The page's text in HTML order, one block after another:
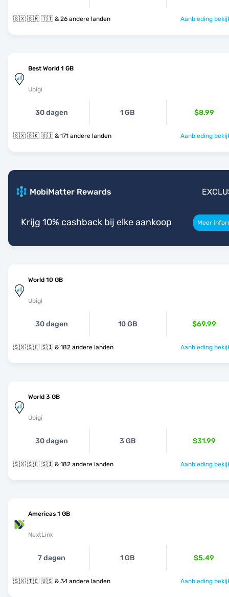
🇸🇽 🇸🇷 🇹🇹 & 26 andere landen Aanbieding
Best World 1 GB
Ubigi
30 dagen 1 GB $8.99
🇸🇽 🇸🇰 🇸🇮 & 171 andere landen Aanbieding
MobiMatter Rewards
Krijg 10% cashback bij elke aankoop Meer
World 10 GB
Ubigi
30 dagen 10 GB $69.99
🇸🇽 🇸🇰 🇸🇮 & 182 andere landen Aanbieding
World 3 GB
Ubigi
30 dagen 3 GB $31.99
🇸🇽 🇸🇰 🇸🇮 & 182 andere landen Aanbieding
Americas 1 GB
NextLink
7 dagen 1 GB $5.49
🇸🇽 🇹🇨 🇺🇸 & 34 andere landen Aanbieding